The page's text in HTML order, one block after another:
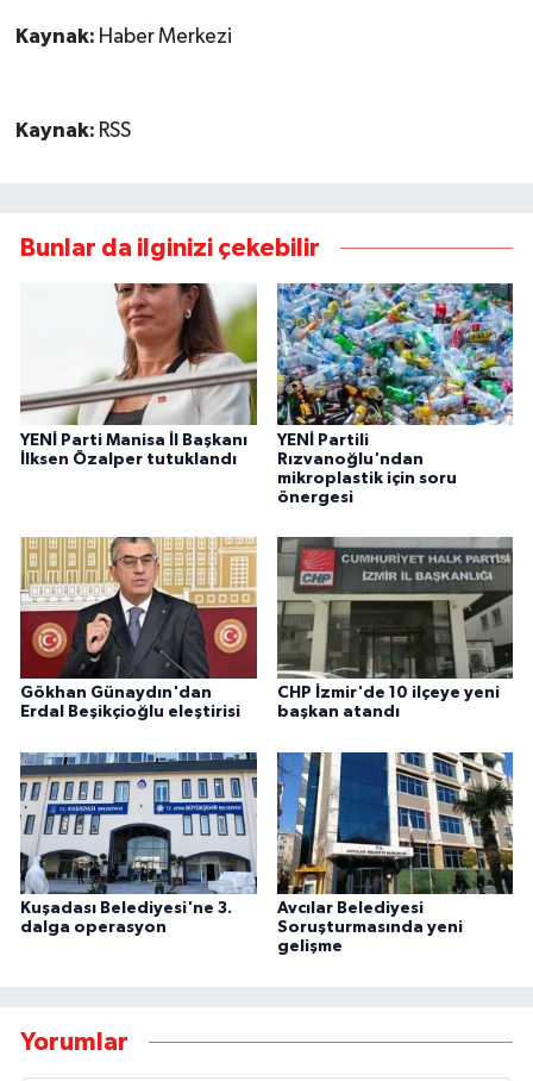
Kaynak: Haber Merkezi
Kaynak: RSS
Bunlar da ilginizi çekebilir
YENİ Parti Manisa İl Başkanı
İlksen Özalper tutuklandı
YENİ Partili
Rızvanoğlu'ndan
mikroplastik için soru
önergesi
Gökhan Günaydın'dan
Erdal Beşikçioğlu eleştirisi
CHP İzmir'de 10 ilçeye yeni
başkan atandı
Kuşadası Belediyesi'ne 3.
dalga operasyon
Avcılar Belediyesi
Soruşturmasında yeni
gelişme
Yorumlar